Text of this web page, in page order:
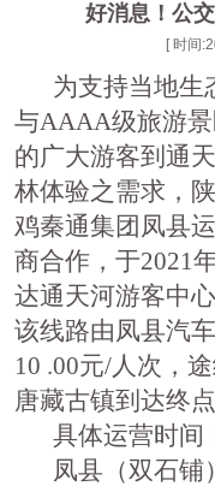
好消息！公
[ 时间
为支持当地生
与AAAA级旅游
的广大游客到通
林体验之需求，
鸡秦通集团凤县
商合作，于2021
达通天河游客中心
该线路由凤县汽
10 .00元/人次，
唐藏古镇到达终
具体运营时间
凤县（双石铺